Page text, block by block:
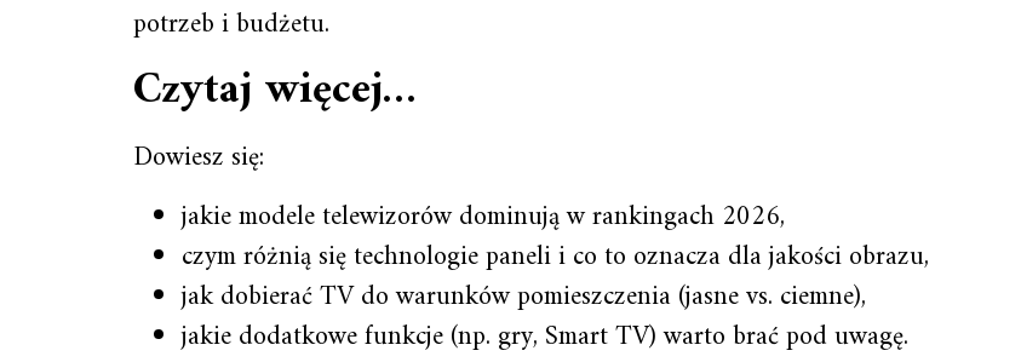
potrzeb i budżetu.
Czytaj więcej…
Dowiesz się:
jakie modele telewizorów dominują w rankingach 2026,
czym różnią się technologie paneli i co to oznacza dla jakości obrazu,
jak dobierać TV do warunków pomieszczenia (jasne vs. ciemne),
jakie dodatkowe funkcje (np. gry, Smart TV) warto brać pod uwagę.